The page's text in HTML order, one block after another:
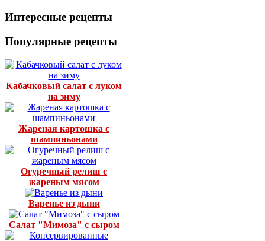
Интересные рецепты
Популярные рецепты
Кабачковый салат с луком
на зиму
Жареная картошка с
шампиньонами
Огуречный релиш с
жареным мясом
Варенье из дыни
Салат "Мимоза" с сыром